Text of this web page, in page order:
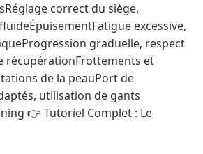
correct du siège,
excessive,
graduelle, respect
récupérationFrottements et
de la peauPort de
utilisation de gants
👉 Tutoriel Complet : Le